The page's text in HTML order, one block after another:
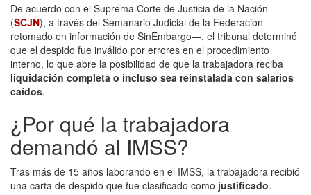
De acuerdo con el Suprema Corte de Justicia de la Nación
(SCJN), a través del Semanario Judicial de la Federación —
retomado en información de SinEmbargo—, el tribunal determinó
que el despido fue inválido por errores en el procedimiento
interno, lo que abre la posibilidad de que la trabajadora reciba
liquidación completa o incluso sea reinstalada con salarios
caídos.
¿Por qué la trabajadora
demandó al IMSS?
Tras más de 15 años laborando en el IMSS, la trabajadora recibió
una carta de despido que fue clasificado como justificado.